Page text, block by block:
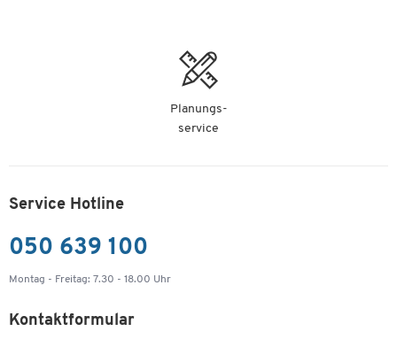
Planungs-
service
Service Hotline
050 639 100
Montag - Freitag: 7.30 - 18.00 Uhr
Kontaktformular